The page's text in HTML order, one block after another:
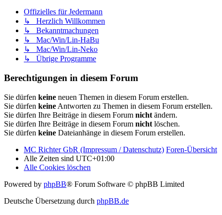
Offizielles für Jedermann
↳ Herzlich Willkommen
↳ Bekanntmachungen
↳ Mac/Win/Lin-HaBu
↳ Mac/Win/Lin-Neko
↳ Übrige Programme
Berechtigungen in diesem Forum
Sie dürfen keine neuen Themen in diesem Forum erstellen.
Sie dürfen keine Antworten zu Themen in diesem Forum erstellen.
Sie dürfen Ihre Beiträge in diesem Forum nicht ändern.
Sie dürfen Ihre Beiträge in diesem Forum nicht löschen.
Sie dürfen keine Dateianhänge in diesem Forum erstellen.
MC Richter GbR (Impressum / Datenschutz) Foren-Übersicht
Alle Zeiten sind UTC+01:00
Alle Cookies löschen
Powered by phpBB® Forum Software © phpBB Limited
Deutsche Übersetzung durch phpBB.de